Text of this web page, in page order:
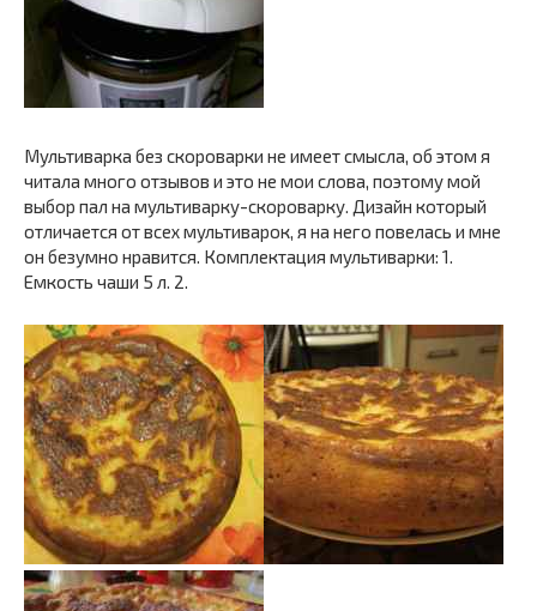
Мультиварка без скороварки не имеет смысла, об этом я
читала много отзывов и это не мои слова, поэтому мой
выбор пал на мультиварку-скороварку. Дизайн который
отличается от всех мультиварок, я на него повелась и мне
он безумно нравится. Комплектация мультиварки: 1.
Емкость чаши 5 л. 2.